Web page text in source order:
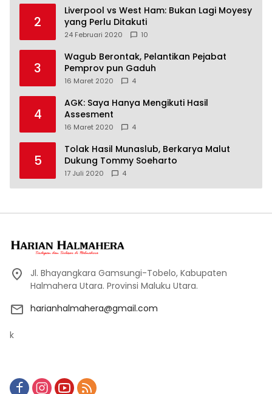
2
Liverpool vs West Ham: Bukan Lagi Moyesy
yang Perlu Ditakuti
24 Februari 2020 10
3
Wagub Berontak, Pelantikan Pejabat
Pemprov pun Gaduh
16 Maret 2020 4
4
AGK: Saya Hanya Mengikuti Hasil
Assesment
16 Maret 2020 4
5
Tolak Hasil Munaslub, Berkarya Malut
Dukung Tommy Soeharto
17 Juli 2020 4
Jl. Bhayangkara Gamsungi-Tobelo, Kabupaten
Halmahera Utara. Provinsi Maluku Utara.
harianhalmahera@gmail.com
k